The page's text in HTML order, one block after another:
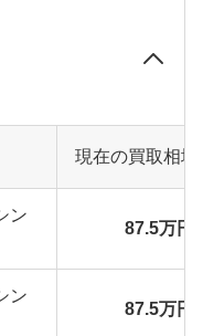
現在の買取相
ン
87.5万円
ン
87.5万円